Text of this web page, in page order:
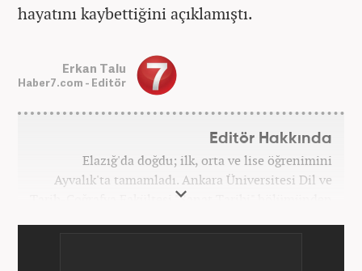
hayatını kaybettiğini açıklamıştı.
Erkan Talu
Haber7.com - Editör
Editör Hakkında
Elazığ'da doğdu; ilk, orta ve lise öğrenimini
Ayvalık'ta tamamladı. Ankara Üniversitesi Dil ve
Tarih-Coğrafya Fakültesi "Sanat Tarihi" bölümünden